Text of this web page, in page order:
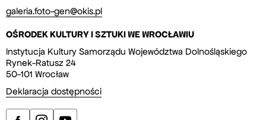
galeria.foto-gen@okis.pl
OŚRODEK KULTURY I SZTUKI WE WROCŁAWIU
Instytucja Kultury Samorządu Województwa Dolnośląskiego
Rynek-Ratusz 24
50-101 Wrocław
Deklaracja dostępności